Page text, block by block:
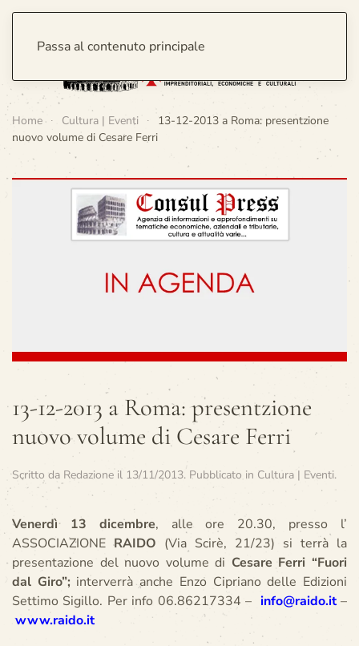
Passa al contenuto principale
Home Cultura | Eventi
13-12-2013 a Roma: presentzione
nuovo volume di Cesare Ferri
13-12-2013 a Roma: presentzione
nuovo volume di Cesare Ferri
Scritto da Redazione il 13/11/2013. Pubblicato in Cultura | Eventi.
Venerdì 13 dicembre, alle ore 20.30, presso l’
ASSOCIAZIONERAIDO (Via Scirè, 21/23) si terrà la
presentazione del nuovo volume di Cesare Ferri “Fuori
dal Giro”; interverrà anche Enzo Cipriano delle Edizioni
Settimo Sigillo. Per info 06.86217334 – info@raido.it–
www.raido.it